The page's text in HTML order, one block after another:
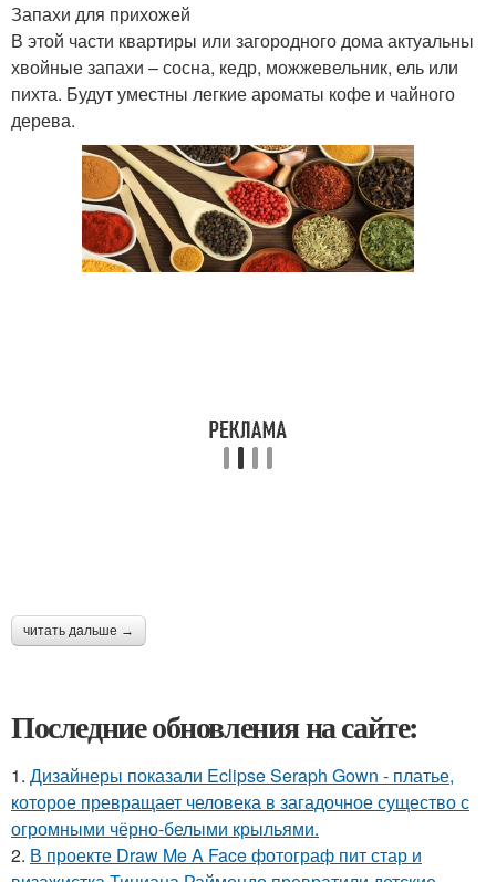
Запахи для прихожей
В этой части квартиры или загородного дома актуальны
хвойные запахи – сосна, кедр, можжевельник, ель или
пихта. Будут уместны легкие ароматы кофе и чайного
дерева.
читать дальше →
Последние обновления на сайте:
1. Дизайнеры показали Eclipse Seraph Gown - платье,
которое превращает человека в загадочное существо с
огромными чёрно-белыми крыльями.
2. В проекте Draw Me A Face фотограф пит стар и